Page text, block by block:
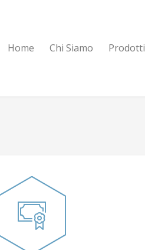
Home Chi Siamo Prodotti